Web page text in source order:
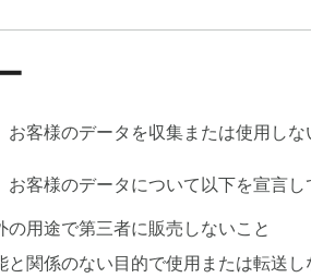
ラフな印象まで、様々な髭のスタイ
テクスチャーから、あなたのアバタ
ークタトゥーの多様なアレンジを使
オでは、あなたが本当のエッセン
えたいと思っている人のどれでも
お客様のデータを収集または使用し
お客様のデータについて以下を宣言し
の用途で第三者に販売しないこと
と関係のない目的で使用または転送し